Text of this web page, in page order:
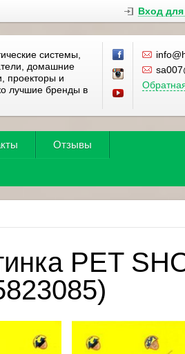
Вход для
системы,
домашние
проекторы и
лучшие бренды в
Отзывы
PET